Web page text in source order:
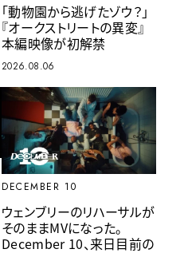
「動物園から逃げたゾウ？」
『オークストリートの異変』
本編映像が初解禁
2026.08.06
DECEMBER 10
ウェンブリーのリハーサルが
そのままMVになった。
December 10、来日目前の